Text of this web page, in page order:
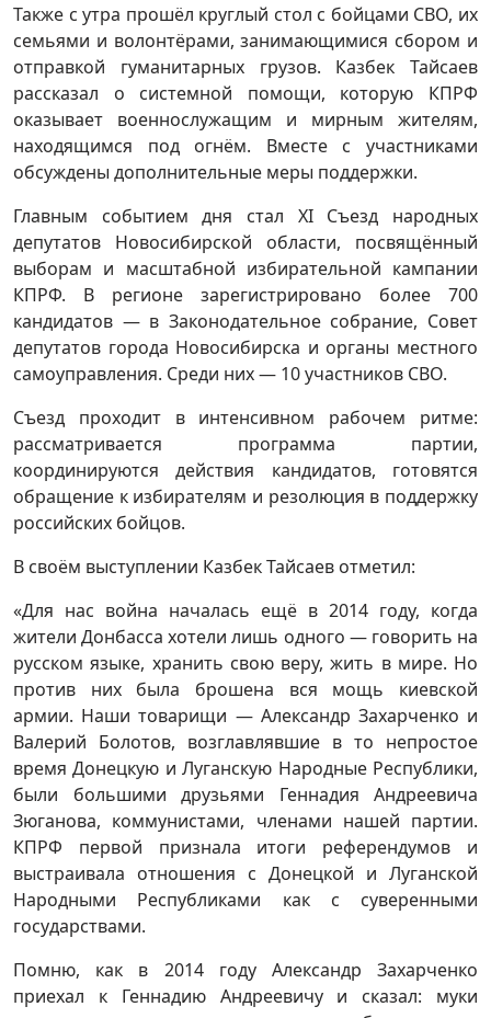
Также с утра прошёл круглый стол с бойцами СВО, их
семьями и волонтёрами, занимающимися сбором и
отправкой гуманитарных грузов. Казбек Тайсаев
рассказал о системной помощи, которую КПРФ
оказывает военнослужащим и мирным жителям,
находящимся под огнём. Вместе с участниками
обсуждены дополнительные меры поддержки.
Главным событием дня стал XI Съезд народных
депутатов Новосибирской области, посвящённый
выборам и масштабной избирательной кампании
КПРФ. В регионе зарегистрировано более 700
кандидатов — в Законодательное собрание, Совет
депутатов города Новосибирска и органы местного
самоуправления. Среди них — 10 участников СВО.
Съезд проходит в интенсивном рабочем ритме:
рассматривается программа партии,
координируются действия кандидатов, готовятся
обращение к избирателям и резолюция в поддержку
российских бойцов.
В своём выступлении Казбек Тайсаев отметил:
«Для нас война началась ещё в 2014 году, когда
жители Донбасса хотели лишь одного — говорить на
русском языке, хранить свою веру, жить в мире. Но
против них была брошена вся мощь киевской
армии. Наши товарищи — Александр Захарченко и
Валерий Болотов, возглавлявшие в то непростое
время Донецкую и Луганскую Народные Республики,
были большими друзьями Геннадия Андреевича
Зюганова, коммунистами, членами нашей партии.
КПРФ первой признала итоги референдумов и
выстраивала отношения с Донецкой и Луганской
Народными Республиками как с суверенными
государствами.
Помню, как в 2014 году Александр Захарченко
приехал к Геннадию Андреевичу и сказал: муки